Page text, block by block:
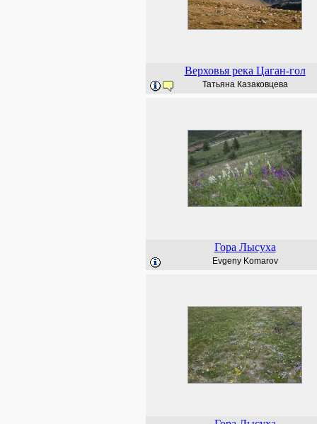
Верховья река Цаган-гол
Татьяна Казаковцева
Гора Лысуха
Evgeny Komarov